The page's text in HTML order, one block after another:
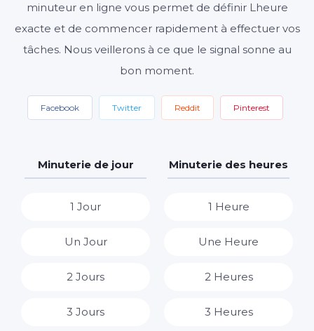
minuteur en ligne vous permet de définir Lheure
exacte et de commencer rapidement à effectuer vos
tâches. Nous veillerons à ce que le signal sonne au
bon moment.
Facebook Twitter Reddit Pinterest
Minuterie de jour
1 Jour
Un Jour
2 Jours
3 Jours
Minuterie des heures
1 Heure
Une Heure
2 Heures
3 Heures